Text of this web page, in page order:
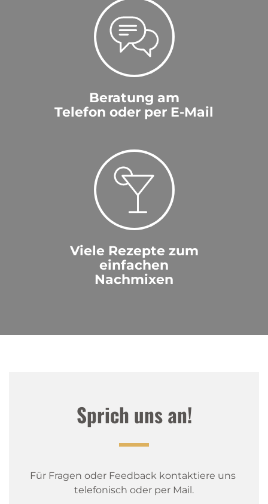
Beratung am
Telefon oder per E-Mail
Viele Rezepte zum
einfachen
Nachmixen
Sprich uns an!
Für Fragen oder Feedback kontaktiere uns
telefonisch oder per Mail.